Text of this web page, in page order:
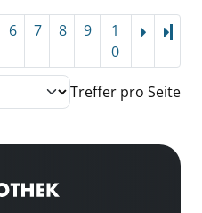
6 7 8 9
1
0
Treffer pro Seite